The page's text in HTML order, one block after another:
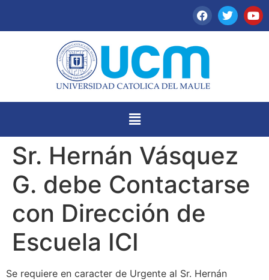
Sr. Hernán Vásquez
G. debe Contactarse
con Dirección de
Escuela ICI
Se requiere en caracter de Urgente al Sr. Hernán